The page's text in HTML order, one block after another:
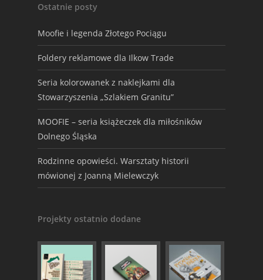
Ostatnie posty
Moofie i legenda Złotego Pociągu
Foldery reklamowe dla Ilkow Trade
Seria kolorowanek z naklejkami dla
Stowarzyszenia „Szlakiem Granitu”
MOOFIE – seria książeczek dla miłośników
Dolnego Śląska
Rodzinne opowieści. Warsztaty historii
mówionej z Joanną Mielewczyk
Projekty ostatnio dodane